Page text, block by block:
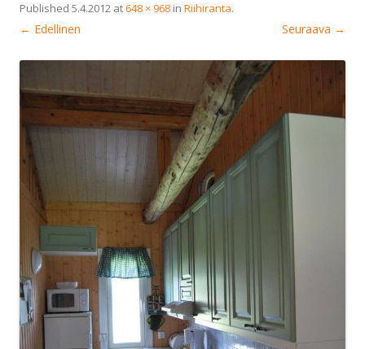
Published 5.4.2012 at648 × 968 in Riihiranta.
← Edellinen Seuraava →